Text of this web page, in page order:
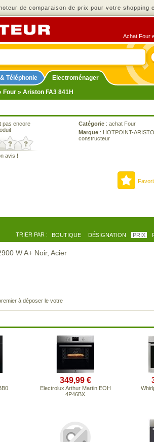
de comparaison de prix pour votre shopping
Achat Four
Téléphonie
Electroménager
Four » Ariston FA3 841H
pas encore
avis !
Catégorie : achat Four
Marque : HOTPOINT-
constructeur
TRIER PAR : BOUTIQUE DÉSIGNATION PRIX
W A+ Noir, Acier
à déposer le votre
349,99 €
Electrolux Arthur Martin EOH
4P46BX